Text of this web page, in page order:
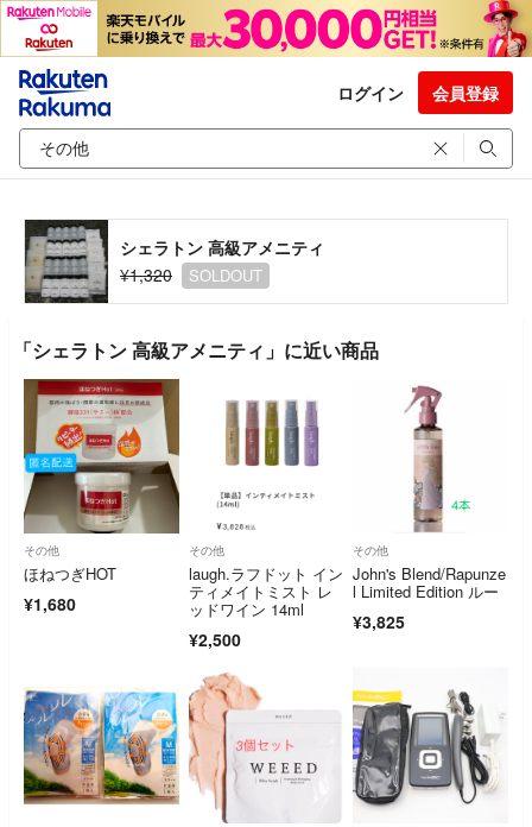
ログイン 会員登録
シェラトン 高級アメニティ
¥1,320
SOLDOUT
「シェラトン 高級アメニティ」に近い商品
その他
ほねつぎHOT
¥1,680
その他
laugh.ラフドット イン
ティメイトミスト レ
ッドワイン 14ml
¥2,500
その他
John's Blend/Rapunze
l Limited Edition ルー
¥3,825